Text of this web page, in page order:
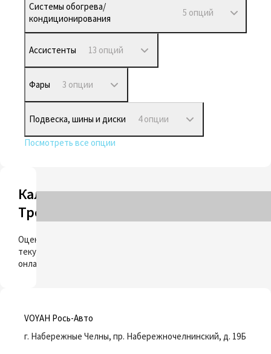
Системы обогрева/
кондиционирования
5 опций
Ассистенты 13 опций
Фары 3 опции
Подвеска, шины и диски 4 опции
Посмотреть все опции
Калькулятор
Трейд-ин
Оцените свой
текущий автомобиль
онлайн
VOYAH Рось-Авто
г. Набережные Челны, пр. Набережночелнинский, д. 19Б